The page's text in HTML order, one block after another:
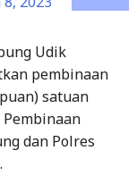
satuan
dan Polres
Sidorejo
langsung